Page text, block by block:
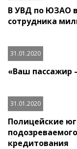
В УВД по ЮЗАО
сотрудника
31.01.2020
«Ваш пассажир
31.01.2020
Полицейские
кредитования